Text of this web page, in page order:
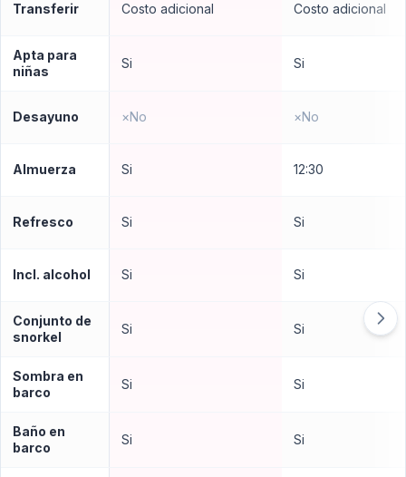
Transferir Costo adicional Costo adicional
Apta para
niñas
Si Si
Desayuno ×No ×No
Almuerza Si 12:30
Refresco Si Si
Incl. alcohol Si Si
Conjunto de
snorkel
Si Si
Sombra en
barco
Si Si
Baño en
barco
Si Si